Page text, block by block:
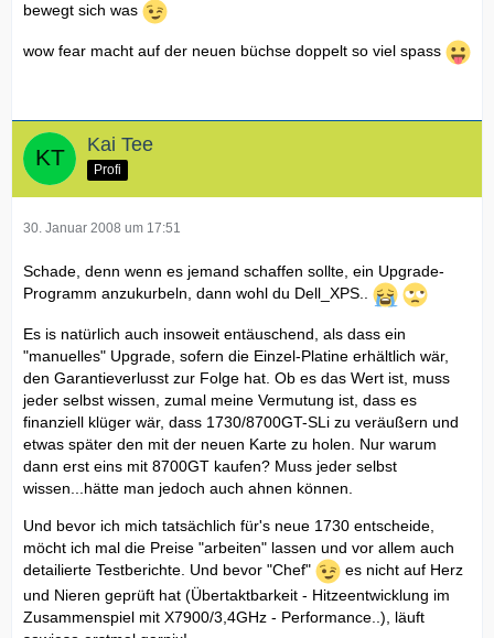
bewegt sich was
wow fear macht auf der neuen büchse doppelt so viel spass
Kai Tee
Profi
30. Januar 2008 um 17:51
Schade, denn wenn es jemand schaffen sollte, ein Upgrade-
Programm anzukurbeln, dann wohl du Dell_XPS..
Es is natürlich auch insoweit entäuschend, als dass ein
"manuelles" Upgrade, sofern die Einzel-Platine erhältlich wär,
den Garantieverlusst zur Folge hat. Ob es das Wert ist, muss
jeder selbst wissen, zumal meine Vermutung ist, dass es
finanziell klüger wär, dass 1730/8700GT-SLi zu veräußern und
etwas später den mit der neuen Karte zu holen. Nur warum
dann erst eins mit 8700GT kaufen? Muss jeder selbst
wissen...hätte man jedoch auch ahnen können.
Und bevor ich mich tatsächlich für's neue 1730 entscheide,
möcht ich mal die Preise "arbeiten" lassen und vor allem auch
detailierte Testberichte. Und bevor "Chef"
es nicht auf Herz
und Nieren geprüft hat (Übertaktbarkeit - Hitzeentwicklung im
Zusammenspiel mit X7900/3,4GHz - Performance..), läuft